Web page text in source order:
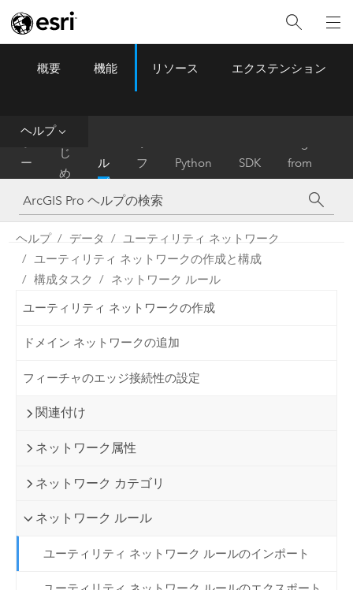
ArcGIS Pro Menu
概要 機能 リソース エクステンション
ヘルプ
ー
ム
は
じ
め
に
ル
プ
フ
ァ
レ
ン
Python SDK
from
ArcMap
ヘルプ データ
ユーティリティ ネットワーク
ユーティリティ ネットワークの作成と構成
構成タスク
ネットワーク ルール
ユーティリティ ネットワークの作成
ドメイン ネットワークの追加
フィーチャのエッジ接続性の設定
関連付け
ネットワーク属性
ネットワーク カテゴリ
ネットワーク ルール
ユーティリティ ネットワーク ルールのインポート